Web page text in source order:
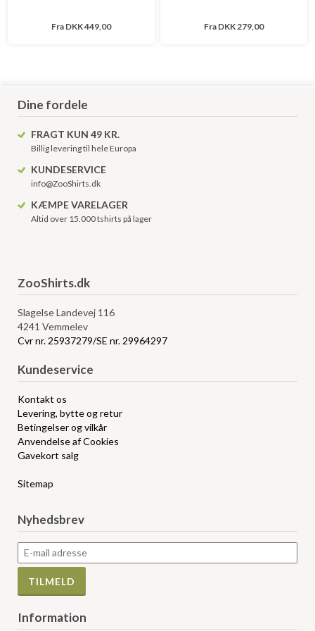
Fra DKK 449,00 Fra DKK 279,00
Dine fordele
FRAGT KUN 49 KR.
Billig levering til hele Europa
KUNDESERVICE
info@ZooShirts.dk
KÆMPE VARELAGER
Altid over 15.000 tshirts på lager
ZooShirts.dk
Slagelse Landevej 116
4241 Vemmelev
Cvr nr. 25937279/SE nr. 29964297
Kundeservice
Kontakt os
Levering, bytte og retur
Betingelser og vilkår
Anvendelse af Cookies
Gavekort salg
Sitemap
Nyhedsbrev
Information